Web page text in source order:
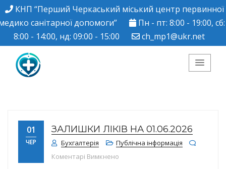
КНП “Перший Черкаський міський центр первинної
санітарної допомоги”
Пн - пт: 8:00 - 19:00, сб:
8:00 - 14:00, нд: 09:00 - 15:00
ch_mp1@ukr.net
Черкаський міський
центр ПМСД"
01
ЧЕР
ЗАЛИШКИ ЛІКІВ НА 01.06.2026
Бухгалтерія
Публічна інформація
Коментарі Вимкнено